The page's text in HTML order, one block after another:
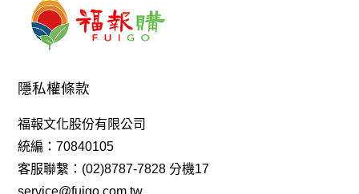
隱私權條款
福報文化股份有限公司
統編：70840105
客服聯繫：(02)8787-7828 分機17